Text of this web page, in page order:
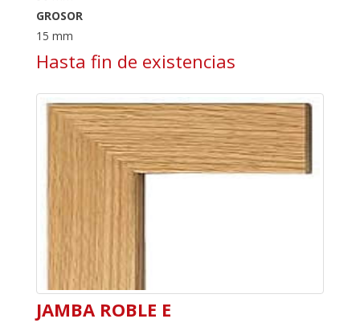
GROSOR
15 mm
Hasta fin de existencias
JAMBA ROBLE E